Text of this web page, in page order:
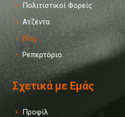
Πολιτιστικοί Φορείς
Ατζέντα
Blog
Ρεπερτόριο
Σχετικά με Εμάς
Προφίλ